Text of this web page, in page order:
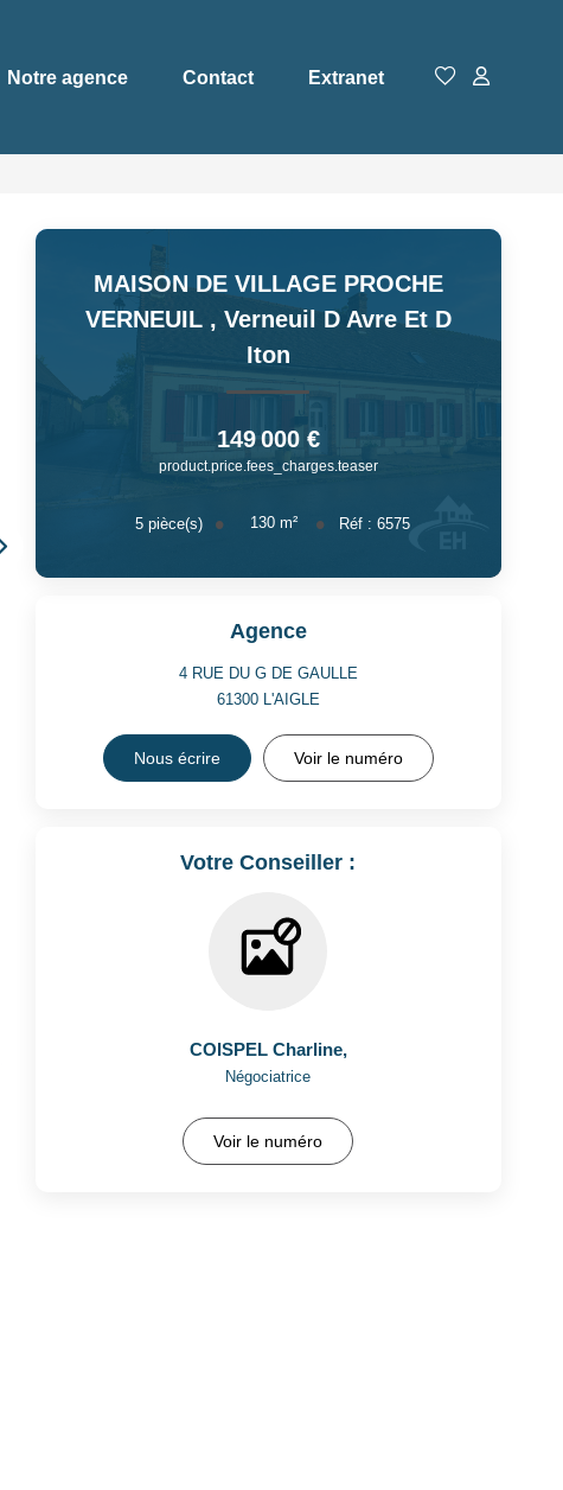
Notre agence Contact Extranet
MAISON DE VILLAGE PROCHE
VERNEUIL , Verneuil D Avre Et D
Iton
149 000 €
product.price.fees_charges.teaser
5pièce(s) 130m² Réf :6575
Agence
4 RUE DU G DE GAULLE
61300 L'AIGLE
Nous écrire Voir le numéro
Votre Conseiller :
COISPEL Charline,
Négociatrice
Voir le numéro